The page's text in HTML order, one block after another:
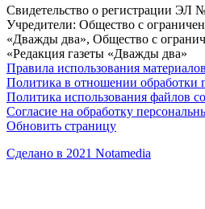
Свидетельство о регистрации ЭЛ
Учредители: Общество с
«Дважды два», Общество с
«Редакция газеты «Дважды два»
Правила использования материалов
Политика в отношении обработки
Политика использования файлов
Согласие на обработку
Обновить страницу
Сделано в 2021 Notamedia